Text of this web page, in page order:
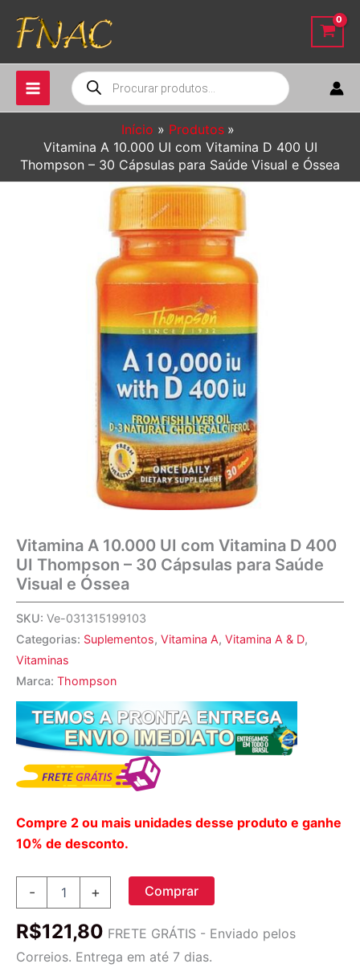
para
conteúdo
Pesquisar
produtos
Início
Produtos
Vitamina A 10.000 UI com Vitamina D 400 UI
Thompson – 30 Cápsulas para Saúde Visual e Óssea
Vitamina A 10.000 UI com Vitamina D 400
UI Thompson – 30 Cápsulas para Saúde
Visual e Óssea
SKU: Ve-031315199103
Categorias: Suplementos, Vitamina A, Vitamina A & D,
Vitaminas
Marca: Thompson
Compre 2 ou mais unidades desse produto e ganhe
10% de desconto.
-
UI
Vitamina
+ Comprar
R$121,80 FRETE GRÁTIS - Enviado pelos
Correios. Entrega em até 7 dias.